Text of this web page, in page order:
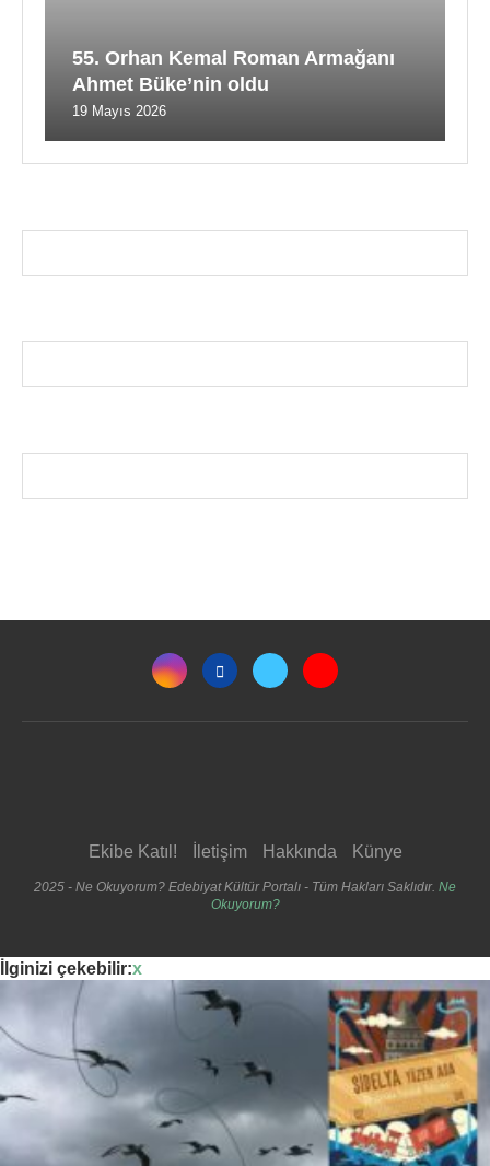
55. Orhan Kemal Roman Armağanı
Ahmet Büke’nin oldu
19 Mayıs 2026
Ekibe Katıl! İletişim Hakkında Künye
2025 - Ne Okuyorum? Edebiyat Kültür Portalı - Tüm Hakları Saklıdır. Ne
Okuyorum?
İlginizi çekebilir:x